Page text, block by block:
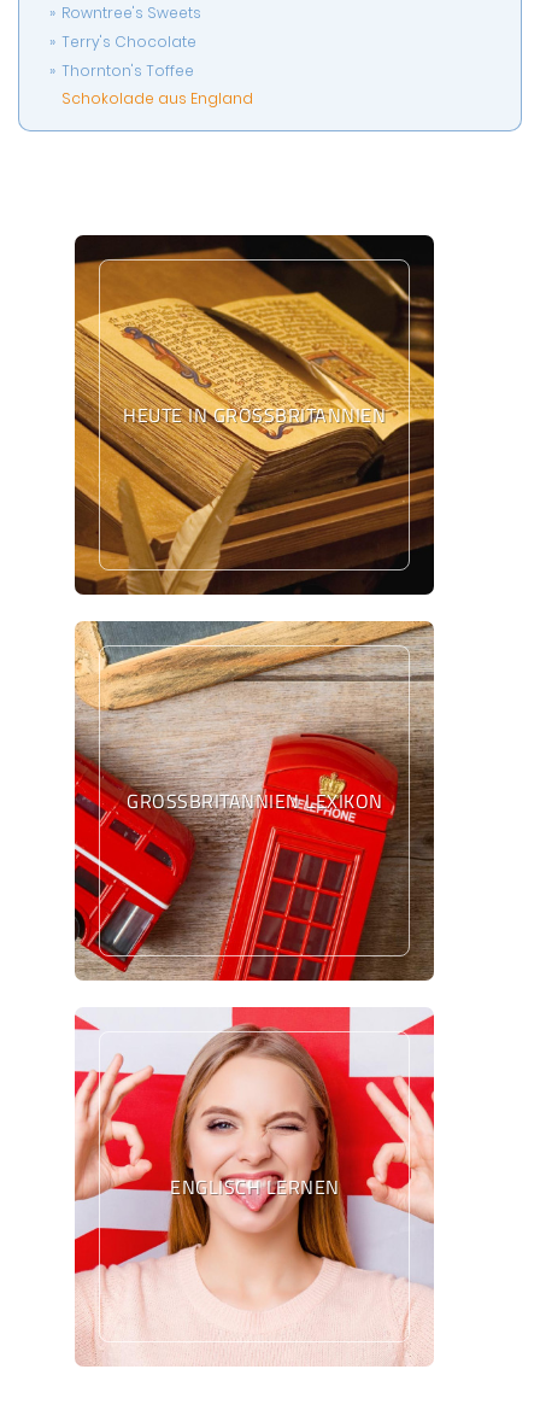
Rowntree's Sweets
Terry's Chocolate
Thornton's Toffee
Schokolade aus England
HEUTE IN GROSSBRITANNIEN
GROSSBRITANNIEN LEXIKON
ENGLISCH LERNEN